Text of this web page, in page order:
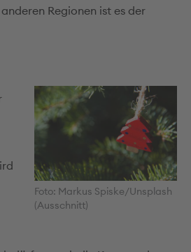
Regionen ist es der
Foto: Markus Spiske/Unsplash
(Ausschnitt)